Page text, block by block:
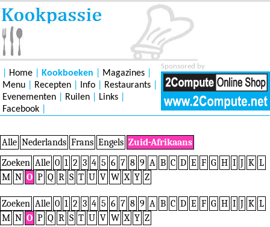
Sponsored by
Home Kookboeken Magazines
Menu
Recepten Info Restaurants
Evenementen
Ruilen Links
Facebook
Alle Nederlands Frans Engels Zuid-Afrikaans
Zoeken Alle 0 1 2 3 4 5 6 7 8 9 A B C D E F G H I J K L
M N O P Q R S T U V W X Y Z
Zoeken Alle 0 1 2 3 4 5 6 7 8 9 A B C D E F G H I J K L
M N O P Q R S T U V W X Y Z